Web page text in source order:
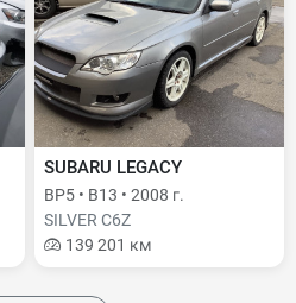
SUBARU LEGACY
BP5 • B13 • 2008 г.
SILVER C6Z
139 201 км